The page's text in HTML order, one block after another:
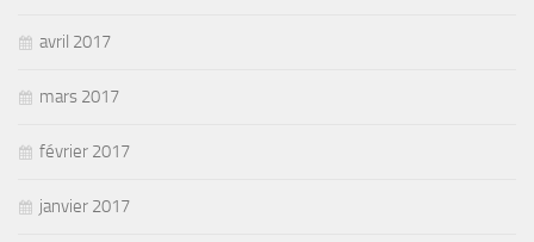
avril 2017
mars 2017
février 2017
janvier 2017